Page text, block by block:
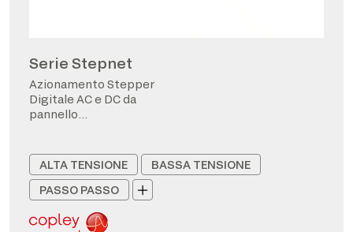
Serie Stepnet
Azionamento Stepper
Digitale AC e DC da
pannello
ALTA TENSIONE
BASSA TENSIONE
PASSO PASSO